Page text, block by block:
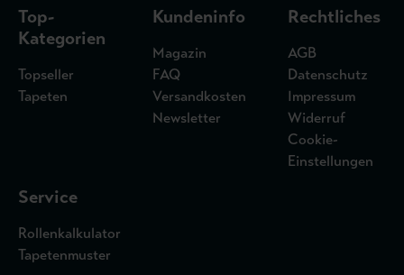
Top-
Kategorien
Topseller
Tapeten
Kundeninfo
Magazin
FAQ
Versandkosten
Newsletter
Rechtliches
AGB
Datenschutz
Impressum
Widerruf
Cookie-
Einstellungen
Service
Rollenkalkulator
Tapetenmuster